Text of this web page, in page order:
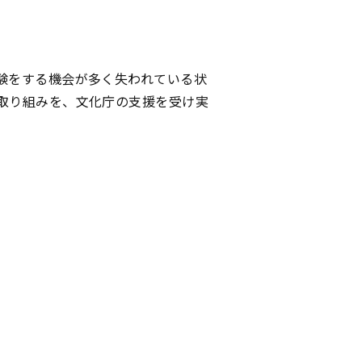
する機会が多く失われている状
り組みを、文化庁の支援を受け実